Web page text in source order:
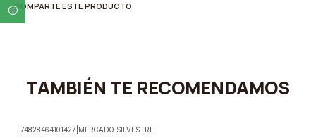
COMPARTE ESTE PRODUCTO
TAMBIÉN TE RECOMENDAMOS
74828464101427 MERCADO SILVESTRE